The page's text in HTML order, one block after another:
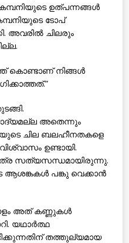
ഉത്പന്നങ്ങള്‍
ടോപ്
അവരില്‍ ചിലരും
കൊണ്ടാണ് നിങ്ങള്‍
അതെന്നും
ചില ബലഹീനതകളെ
ഉണ്ടായി.
സത്യസന്ധമായിരുന്നു.
പങ്കു വെക്കാന്‍
അത് കണ്ണുകള്‍
യഥാര്‍ത്ഥ
തത്തുല്യമായ